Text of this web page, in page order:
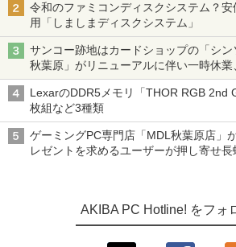
令和のファミコンディスクシステム？
用「しましまディスクシステム」
サンコー跡地はカードショップの「シ
秋葉原」がリニューアルに伴い一時休業
リが100円で販売など～ 最近の秋葉原 ～
LexarのDDR5メモリ「THOR RGB 2nd
枚組など3種類
ゲーミングPC専門店「MDL秋葉原店」
レゼントを求めるユーザーが押し寄せ長
AKIBA PC Hotline! をフォ